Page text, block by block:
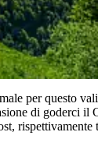
per questo
di goderci il
rispettivamente